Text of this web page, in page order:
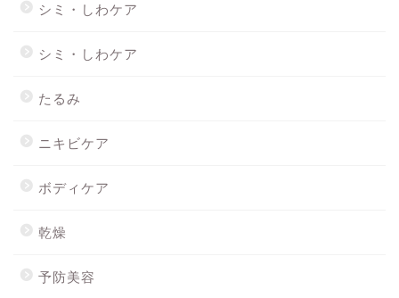
シミ・しわケア
シミ・しわケア
たるみ
ニキビケア
ボディケア
乾燥
予防美容